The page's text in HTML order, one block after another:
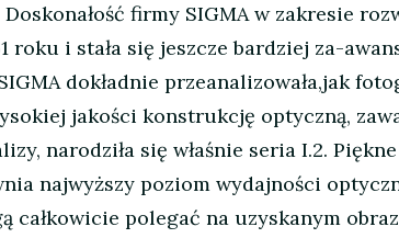
Doskonałość firmy SIGMA w zakresie
roku i stała się jeszcze bardziej za-
dokładnie przeanalizowała,jak
jakości konstrukcję optyczną,
narodziła się właśnie seria I.2.
najwyższy poziom wydajności
całkowicie polegać na uzyskanym